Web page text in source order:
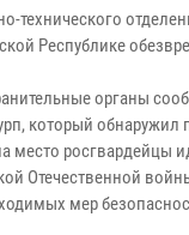
технического
Республике
органы
который обнаружил
место росгвардейцы
Отечественной
мер